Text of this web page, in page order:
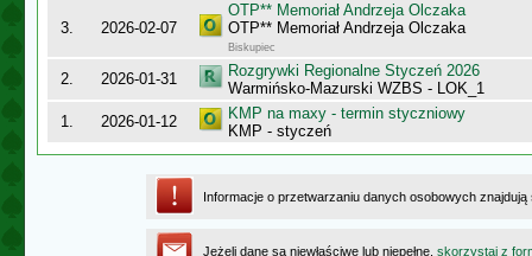
3. 2026-02-07
OTP** Memoriał Andrzeja Olczaka
OTP** Memoriał Andrzeja Olczaka
Biskupiec
2. 2026-01-31
Rozgrywki Regionalne Styczeń 2026
Warmińsko-Mazurski WZBS - LOK_1
1.
2026-01-12
KMP na maxy - termin styczniowy
KMP - styczeń
Informacje o przetwarzaniu danych osobowych
Jeżeli dane są niewłaściwe lub niepełne, skorzystaj z